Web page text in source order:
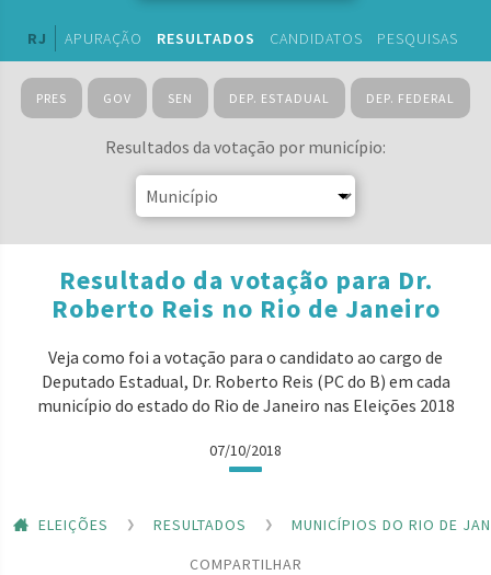
RJ APURAÇÃO RESULTADOS CANDIDATOS PESQUISAS
PRES GOV SEN DEP. ESTADUAL DEP. FEDERAL
Resultados da votação por município:
Resultado da votação para Dr.
Roberto Reis no Rio de Janeiro
Veja como foi a votação para o candidato ao cargo de
Deputado Estadual, Dr. Roberto Reis (PC do B) em cada
município do estado do Rio de Janeiro nas Eleições 2018
07/10/2018
ELEIÇÕES RESULTADOS
MUNICÍPIOS DO RIO DE
COMPARTILHAR